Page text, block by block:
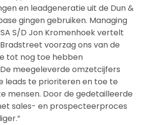
en leadgeneratie uit de Dun &
gingen gebruiken. Managing
S/D Jon Kromenhoek vertelt
voorzag ons van de
tot nog toe hebben
meegeleverde omzetcijfers
leads te prioriteren en toe te
mensen. Door de gedetailleerde
sales- en prospecteerproces